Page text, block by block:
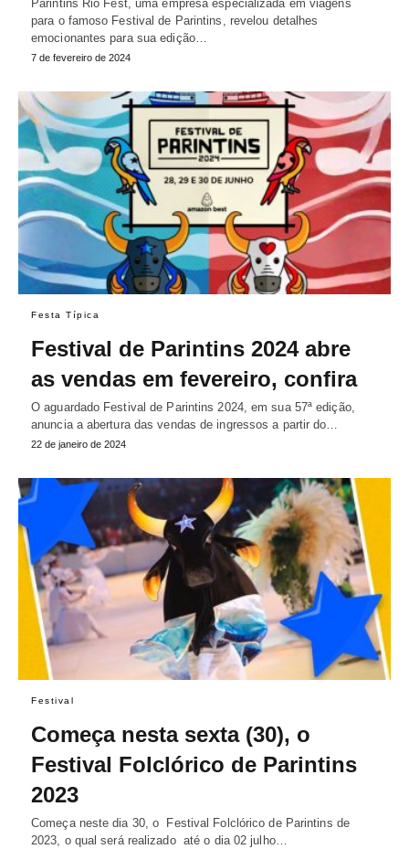
Parintins Rio Fest, uma empresa especializada em viagens
para o famoso Festival de Parintins, revelou detalhes
emocionantes para sua edição…
7 de fevereiro de 2024
Festa Típica
Festival de Parintins 2024 abre
as vendas em fevereiro, confira
O aguardado Festival de Parintins 2024, em sua 57ª edição,
anuncia a abertura das vendas de ingressos a partir do…
22 de janeiro de 2024
Festival
Começa nesta sexta (30), o
Festival Folclórico de Parintins
2023
Começa neste dia 30, o Festival Folclórico de Parintins de
2023, o qual será realizado até o dia 02 julho…